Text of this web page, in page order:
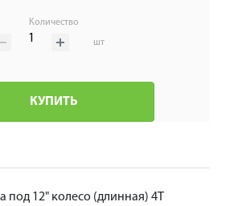
Количество
шт
КУПИТЬ
под 12" колесо (длинная) 4Т